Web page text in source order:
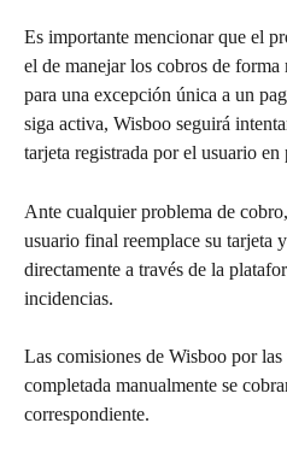
Es importante mencionar que el
el de manejar los cobros de
para una excepción única a un
siga activa, Wisboo seguirá
tarjeta registrada por el usuario
Ante cualquier problema de
usuario final reemplace su tarjeta
directamente a través de la
incidencias.
Las comisiones de Wisboo por
completada manualmente se
correspondiente.